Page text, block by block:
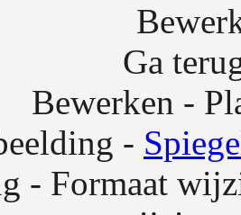
Ga
Bewerken -
-
- Formaat